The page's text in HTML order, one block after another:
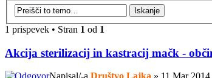
1 prispevek • Stran 1 od 1
Akcija sterilizacij in kastracij mačk -